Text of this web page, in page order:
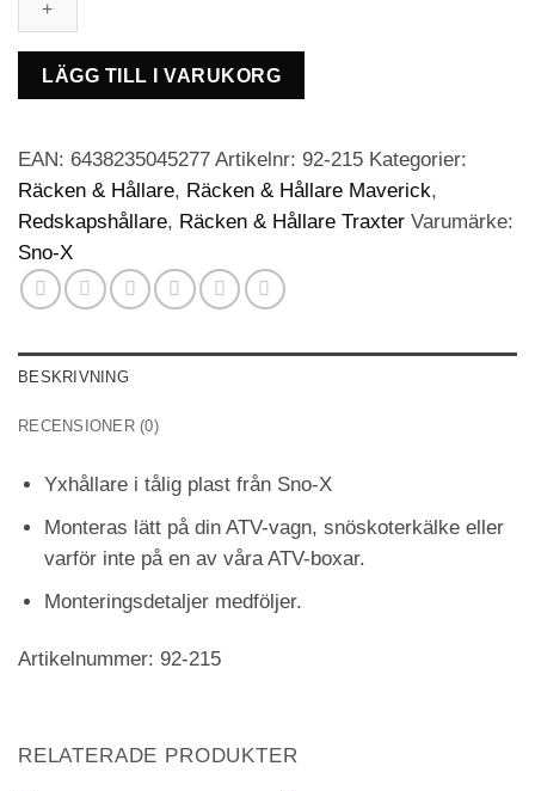
mängd
LÄGG TILL I VARUKORG
EAN: 6438235045277 Artikelnr: 92-215 Kategorier:
Räcken & Hållare, Räcken & Hållare Maverick,
Redskapshållare, Räcken & Hållare Traxter Varumärke:
Sno-X
BESKRIVNING
RECENSIONER (0)
Yxhållare i tålig plast från Sno-X
Monteras lätt på din ATV-vagn, snöskoterkälke eller
varför inte på en av våra ATV-boxar.
Monteringsdetaljer medföljer.
Artikelnummer: 92-215
RELATERADE PRODUKTER